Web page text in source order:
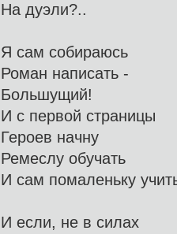
На дуэли?..
Я сам собираюсь
Роман написать -
Большущий!
И с первой страницы
Героев начну
Ремеслу обучать
И сам помаленьку
И если, не в силах